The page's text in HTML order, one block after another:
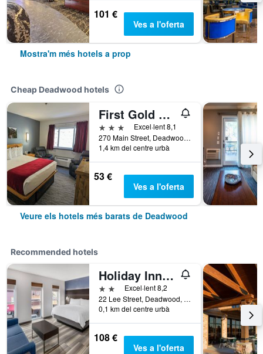
101 €
Ves a l'oferta
Mostra'm més hotels a prop
Cheap Deadwood hotels
First Gold Gaming Resort
3 estrellesExcel·lent 8,1
270 Main Street, Deadwood, SD, Estats Units
1,4 km del centre urbà
53 €
Ves a l'oferta
Veure els hotels més barats de Deadwood
Recommended hotels
Holiday Inn Express & Suites Deadwood-Gold Dust Casino By IHG
2 estrellesExcel·lent 8,2
22 Lee Street, Deadwood, SD, Estats Units
0,1 km del centre urbà
108 €
Ves a l'oferta